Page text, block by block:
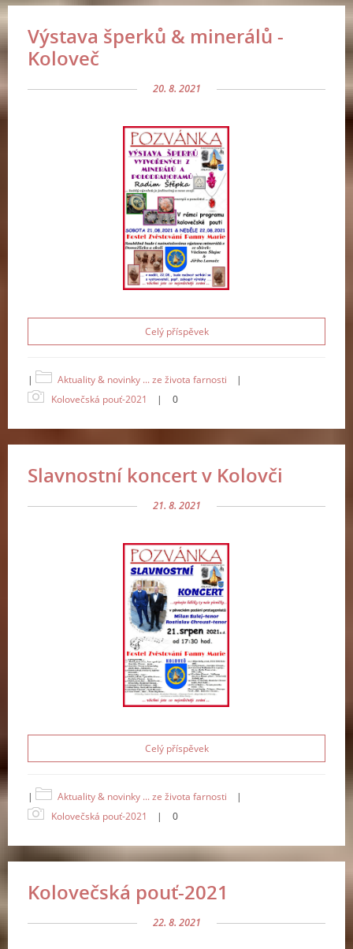
Výstava šperků & minerálů -
Koloveč
20. 8. 2021
Celý příspěvek
| Aktuality & novinky ... ze života farnosti
|
Kolovečská pouť-2021
| 0
Slavnostní koncert v Kolovči
21. 8. 2021
Celý příspěvek
| Aktuality & novinky ... ze života farnosti
|
Kolovečská pouť-2021
| 0
Kolovečská pouť-2021
22. 8. 2021